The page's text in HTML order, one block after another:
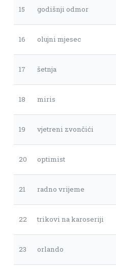
15 godišnji odmor
16 olujni mjesec
17 šetnja
18 miris
19 vjetreni zvončići
20 optimist
21 radno vrijeme
22 trikovi na karoseriji
23 orlando